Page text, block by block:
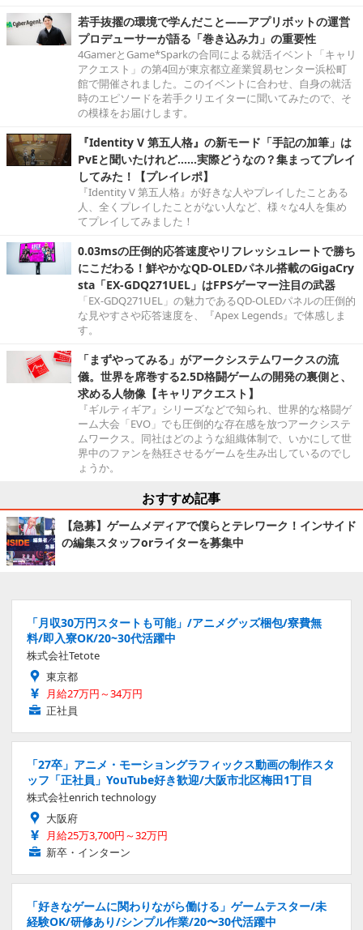
若手抜擢の環境で学んだこと――アプリボットの運営
プロデューサーが語る「巻き込み力」の重要性
4GamerとGame*Sparkの合同による就活イベント「キャリ
アクエスト」の第4回が東京都立産業貿易センター浜松町
館で開催されました。このイベントに合わせ、自身の就活
時のエピソードを若手クリエイターに聞いてみたので、そ
の模様をお届けします。
『Identity V 第五人格』の新モード「手記の加筆」は
PvEと聞いたけれど……実際どうなの？集まってプレイ
してみた！【プレイレポ】
『Identity V 第五人格』が好きな人やプレイしたことある
人、全くプレイしたことがない人など、様々な4人を集め
てプレイしてみました！
0.03msの圧倒的応答速度やリフレッシュレートで勝ち
にこだわる！鮮やかなQD-OLEDパネル搭載のGigaCry
sta「EX-GDQ271UEL」はFPSゲーマー注目の武器
「EX-GDQ271UEL」の魅力であるQD-OLEDパネルの圧倒的
な見やすさや応答速度を、『Apex Legends』で体感しま
す。
「まずやってみる」がアークシステムワークスの流
儀。世界を席巻する2.5D格闘ゲームの開発の裏側と、
求める人物像【キャリアクエスト】
『ギルティギア』シリーズなどで知られ、世界的な格闘ゲ
ーム大会「EVO」でも圧倒的な存在感を放つアークシステ
ムワークス。同社はどのような組織体制で、いかにして世
界中のファンを熱狂させるゲームを生み出しているのでし
ょうか。
おすすめ記事
【急募】ゲームメディアで僕らとテレワーク！インサイド
の編集スタッフorライターを募集中
「月収30万円スタートも可能」/アニメグッズ梱包/寮費無
料/即入寮OK/20~30代活躍中
株式会社Tetote
東京都
月給27万円～34万円
正社員
「27卒」アニメ・モーショングラフィックス動画の制作スタ
ッフ「正社員」YouTube好き歓迎/大阪市北区梅田1丁目
株式会社enrich technology
大阪府
月給25万3,700円～32万円
新卒・インターン
「好きなゲームに関わりながら働ける」ゲームテスター/未
経験OK/研修あり/シンプル作業/20〜30代活躍中